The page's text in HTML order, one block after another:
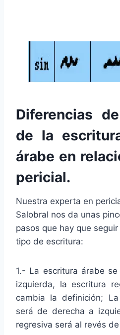
Diferencias
de la
árabe en
pericial.
Nuestra experta en
Salobral nos da unas
pasos que hay que
tipo de escritura:
1.- La escritura árabe
izquierda, la escritura
cambia la definición;
será de derecha a
regresiva será al revés